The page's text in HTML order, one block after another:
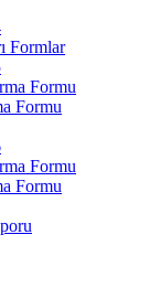
Formlar
Formu
Formu
Formu
Formu